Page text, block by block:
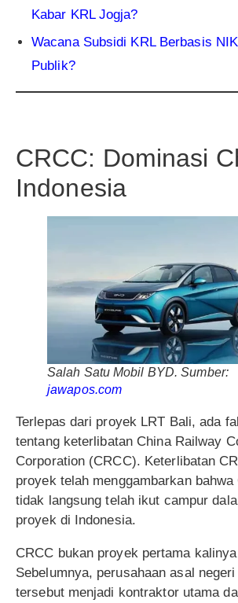
Kabar KRL Jogja?
Wacana Subsidi KRL Berbasis
Publik?
CRCC: Dominasi
Indonesia
Salah Satu Mobil BYD. Sumber:
jawapos.com
Terlepas dari proyek LRT Bali, ada
tentang keterlibatan China Railway
Corporation (CRCC). Keterlibatan
proyek telah menggambarkan
tidak langsung telah ikut campur
proyek di Indonesia.
CRCC bukan proyek pertama
Sebelumnya, perusahaan asal
tersebut menjadi kontraktor utama